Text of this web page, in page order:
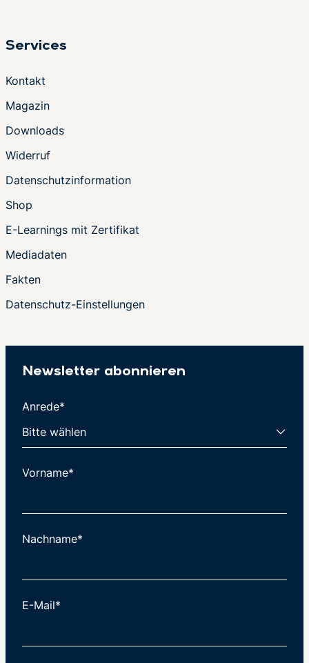
Services
Kontakt
Magazin
Downloads
Widerruf
Datenschutzinformation
Shop
E-Learnings mit Zertifikat
Mediadaten
Fakten
Datenschutz-Einstellungen
Newsletter abonnieren
Anrede*
Vorname*
Nachname*
E-Mail*